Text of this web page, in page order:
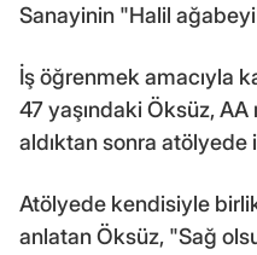
Sanayinin "Halil
İş öğrenmek amacıyla
47 yaşındaki Öksüz,
aldıktan sonra atölyede
Atölyede kendisiyle
anlatan Öksüz, "Sağ